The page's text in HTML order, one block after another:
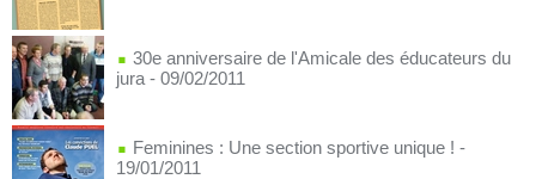
30e anniversaire de l'Amicale des éducateurs du
jura - 09/02/2011
Feminines : Une section sportive unique ! -
19/01/2011